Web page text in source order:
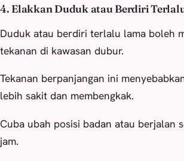
4. Elakkan Duduk atau Berdiri
Duduk atau berdiri terlalu lama boleh
tekanan di kawasan dubur.
Tekanan berpanjangan ini
lebih sakit dan membengkak.
Cuba ubah posisi badan atau berjalan
jam.